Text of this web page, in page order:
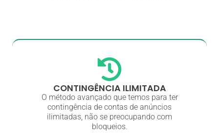
CONTINGÊNCIA ILIMITADA
O método avançado que temos para ter
contingência de contas de anúncios
ilimitadas, não se preocupando com
bloqueios.